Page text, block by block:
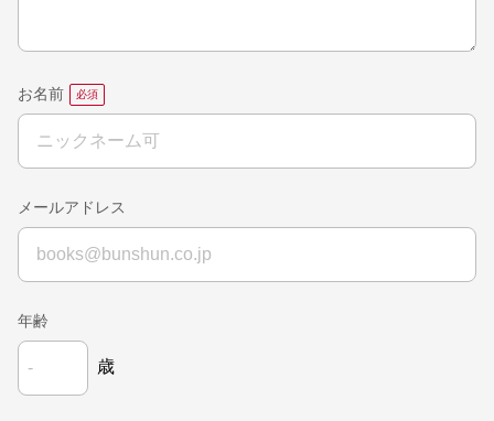
お名前
メールアドレス
年齢
歳